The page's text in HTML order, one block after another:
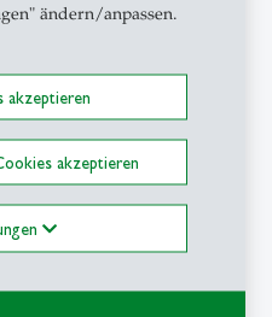
ändern/anpassen.
akzeptieren
akzeptieren
#97: Live
Symposium